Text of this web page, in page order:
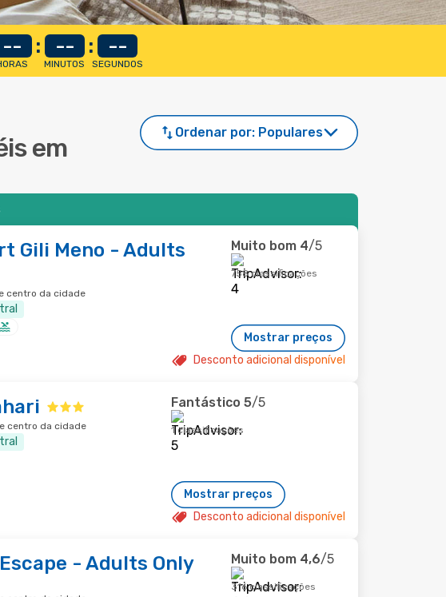
-- : --
MINUTOS
: --
SEGUNDOS
em
Ordenar por: Populares
Gili Meno - Adults
centro da cidade
Muito bom 4/5
758 classificações
Mostrar preços
Desconto adicional disponível
centro da cidade
Fantástico 5/5
1 classificações
Mostrar preços
Desconto adicional disponível
- Adults Only Muito bom 4,6/5
316 classificações